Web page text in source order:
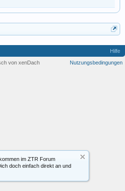
im ZTR Forum
doch einfach direkt an und
Hilfe
Nutzungsbedingungen
von xenDach